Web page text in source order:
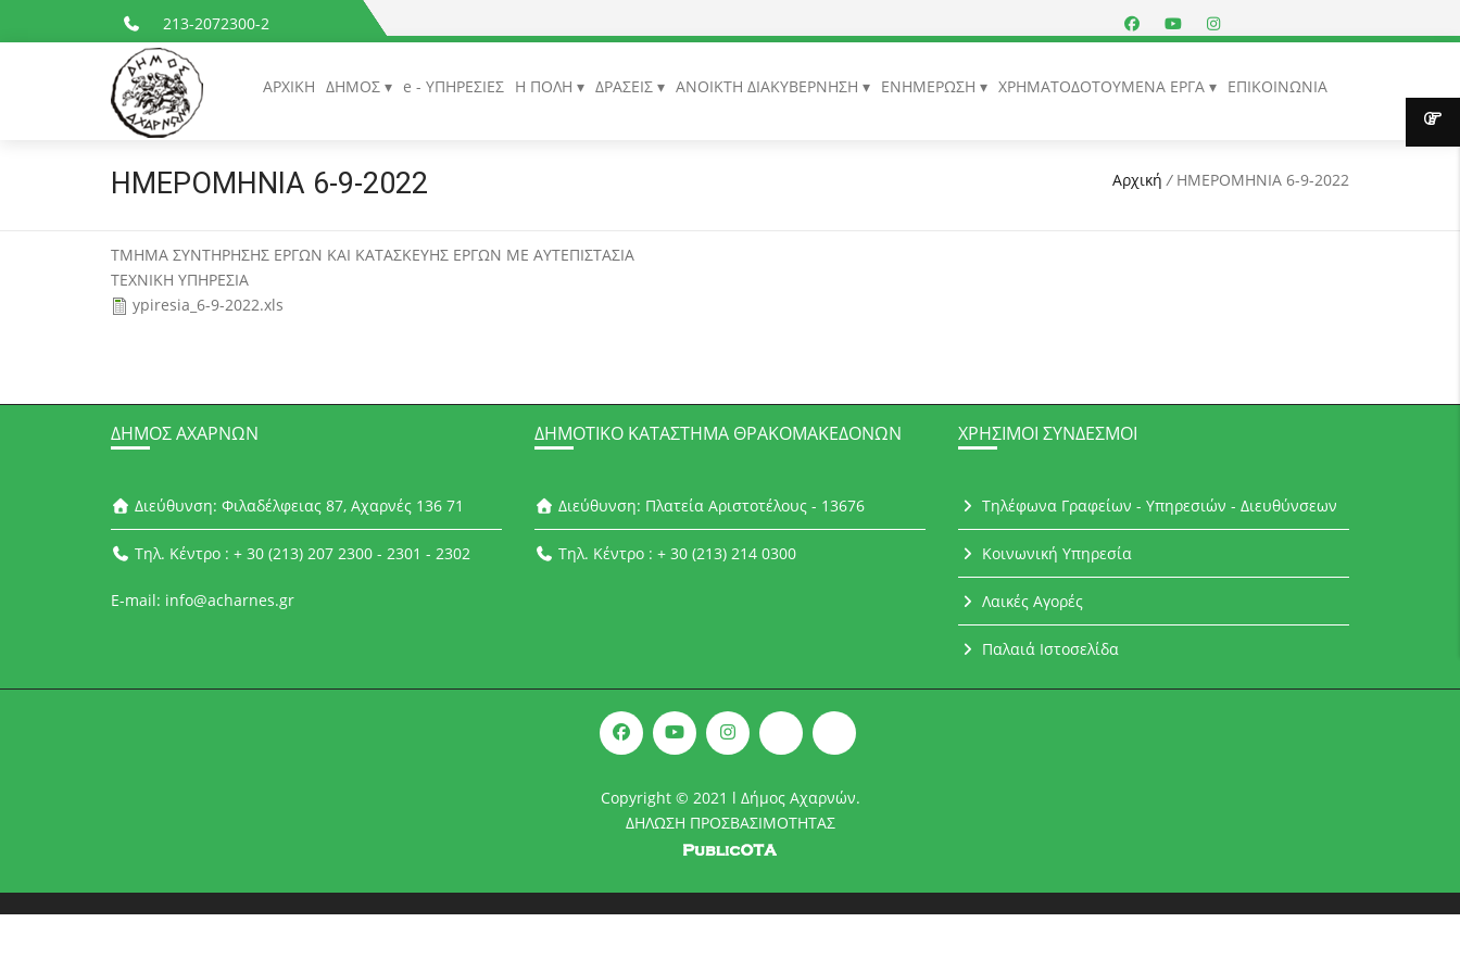
213-2072300-2
ΑΡΧΙΚΗ ΔΗΜΟΣ e - ΥΠΗΡΕΣΙΕΣ Η ΠΟΛΗ ΔΡΑΣΕΙΣ ΑΝΟΙΚΤΗ ΔΙΑΚΥΒΕΡΝΗΣΗ ΕΝΗΜΕΡΩΣΗ ΧΡΗΜΑΤΟΔΟΤΟΥΜΕΝΑ ΕΡΓΑ ΕΠΙΚΟΙΝΩΝΙΑ
ΗΜΕΡΟΜΗΝΙΑ 6-9-2022 Αρχική / ΗΜΕΡΟΜΗΝΙΑ 6-9-2022
ΤΜΗΜΑ ΣΥΝΤΗΡΗΣΗΣ ΕΡΓΩΝ ΚΑΙ ΚΑΤΑΣΚΕΥΗΣ ΕΡΓΩΝ ΜΕ ΑΥΤΕΠΙΣΤΑΣΙΑ
ΤΕΧΝΙΚΗ ΥΠΗΡΕΣΙΑ
ypiresia_6-9-2022.xls
ΔΉΜΟΣ ΑΧΑΡΝΏΝ
Διεύθυνση: Φιλαδέλφειας 87, Αχαρνές 136 71
Τηλ. Κέντρο : + 30 (213) 207 2300 - 2301 - 2302
E-mail: info@acharnes.gr
ΔΗΜΟΤΙΚΌ ΚΑΤΆΣΤΗΜΑ ΘΡΑΚΟΜΑΚΕΔΌΝΩΝ
Διεύθυνση: Πλατεία Αριστοτέλους - 13676
Τηλ. Κέντρο : + 30 (213) 214 0300
ΧΡΉΣΙΜΟΙ ΣΎΝΔΕΣΜΟΙ
Τηλέφωνα Γραφείων - Υπηρεσιών - Διευθύνσεων
Κοινωνική Υπηρεσία
Λαικές Αγορές
Παλαιά Ιστοσελίδα
Copyright © 2021 l Δήμος Αχαρνών.
ΔΗΛΩΣΗ ΠΡΟΣΒΑΣΙΜΟΤΗΤΑΣ